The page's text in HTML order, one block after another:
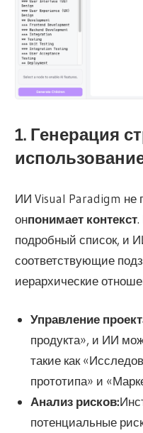
1. Генерация
ИИ Visual Paradigm не
онпонимает контекст
подробный список, и
соответствующие
иерархические
Управление
продукта», и ИИ
такие как
прототипа» и
Анализ рисков:
потенциальные